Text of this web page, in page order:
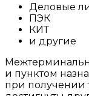
Деловые
ПЭК
КИТ
и другие
и пунктом
при получении